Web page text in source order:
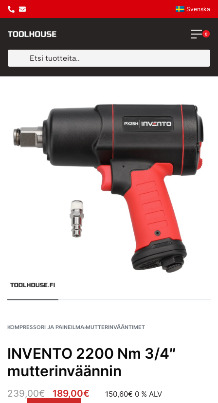
Svenska
0
KOMPRESSORI JA PAINEILMA›MUTTERINVÄÄNTIMET
INVENTO 2200 Nm 3/4″
mutterinväännin
239,00€ 189,00€ 150,60€ 0 % ALV